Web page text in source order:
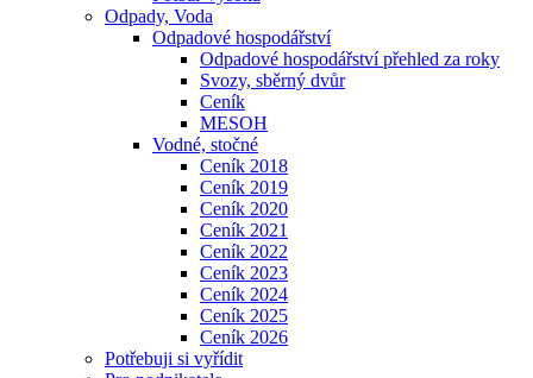
Odpady, Voda
Odpadové hospodářství
Odpadové hospodářství přehled za roky
Svozy, sběrný dvůr
Ceník
MESOH
Vodné, stočné
Ceník 2018
Ceník 2019
Ceník 2020
Ceník 2021
Ceník 2022
Ceník 2023
Ceník 2024
Ceník 2025
Ceník 2026
Potřebuji si vyřídit